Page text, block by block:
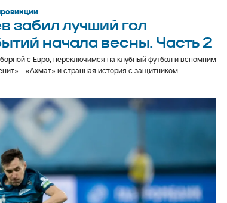
забил лучший гол
начала весны. Часть 2
с Евро, переключимся на клубный футбол и вспомним
- «Ахмат» и странная история с защитником